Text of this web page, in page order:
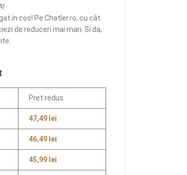
in cos! Pe Chatler.ro, cu cât
de reduceri mai mari. Si da,
Pret redus
47,49 lei
46,49 lei
45,99 lei